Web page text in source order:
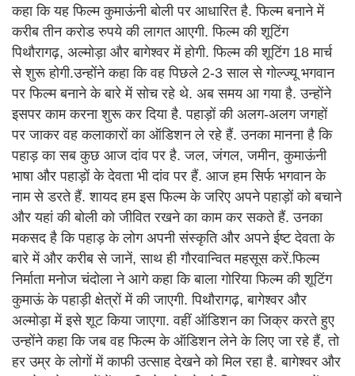
कहा कि यह फिल्म कुमाऊंनी बोली पर आधारित है. फिल्म बनाने में
करीब तीन करोड रुपये की लागत आएगी. फिल्म की शूटिंग
पिथौरागढ़, अल्मोड़ा और बागेश्वर में होगी. फिल्म की शूटिंग 18 मार्च
से शुरू होगी.उन्होंने कहा कि वह पिछले 2-3 साल से गोल्ज्यू भगवान
पर फिल्म बनाने के बारे में सोच रहे थे. अब समय आ गया है. उन्होंने
इसपर काम करना शुरू कर दिया है. पहाड़ों की अलग-अलग जगहों
पर जाकर वह कलाकारों का ऑडिशन ले रहे हैं. उनका मानना है कि
पहाड़ का सब कुछ आज दांव पर है. जल, जंगल, जमीन, कुमाऊंनी
भाषा और पहाड़ों के देवता भी दांव पर हैं. आज हम सिर्फ भगवान के
नाम से डरते हैं. शायद हम इस फिल्म के जरिए अपने पहाड़ों को बचाने
और यहां की बोली को जीवित रखने का काम कर सकते हैं. उनका
मकसद है कि पहाड़ के लोग अपनी संस्कृति और अपने ईष्ट देवता के
बारे में और करीब से जानें, साथ ही गौरवान्वित महसूस करें.फिल्म
निर्माता मनोज चंदोला ने आगे कहा कि बाला गोरिया फिल्म की शूटिंग
कुमाऊं के पहाड़ी क्षेत्रों में की जाएगी. पिथौरागढ़, बागेश्वर और
अल्मोड़ा में इसे शूट किया जाएगा. वहीं ऑडिशन का जिक्र करते हुए
उन्होंने कहा कि जब वह फिल्म के ऑडिशन लेने के लिए जा रहे हैं, तो
हर उम्र के लोगों में काफी उत्साह देखने को मिल रहा है. बागेश्वर और